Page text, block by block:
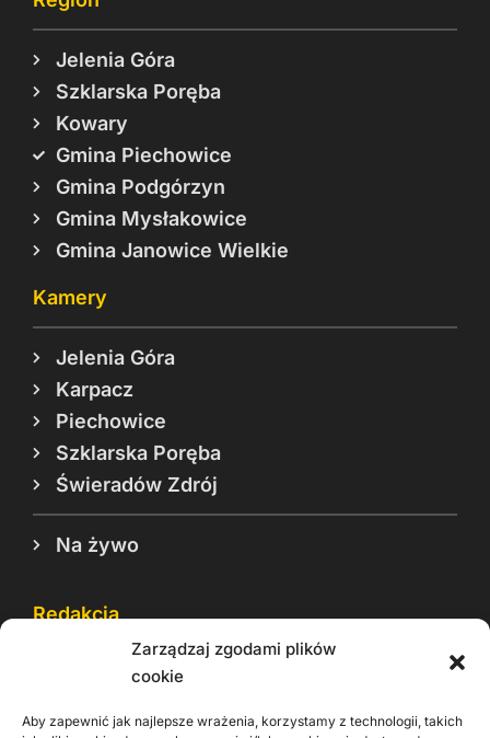
Zarządzaj zgodami plików
cookie
Aby zapewnić jak najlepsze wrażenia, korzystamy z technologii, takich
Jelenia Góra
Szklarska Poręba
Kowary
Gmina Piechowice
Gmina Podgórzyn
Gmina Mysłakowice
Gmina Janowice Wielkie
Kamery
Jelenia Góra
Karpacz
Piechowice
Szklarska Poręba
Świeradów Zdrój
Na żywo
Redakcja
Reklama